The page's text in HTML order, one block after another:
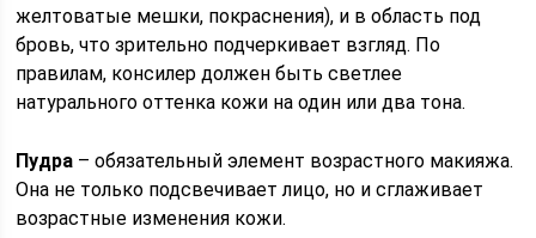
желтоватые мешки, покраснения), и в область под
бровь, что зрительно подчеркивает взгляд. По
правилам, консилер должен быть светлее
натурального оттенка кожи на один или два тона.
Пудра – обязательный элемент возрастного макияжа.
Она не только подсвечивает лицо, но и сглаживает
возрастные изменения кожи.